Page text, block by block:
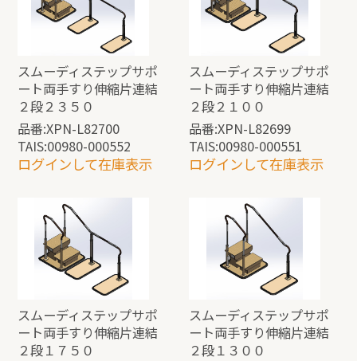
スムーディステップサポ
ート両手すり伸縮片連結
２段２３５０
品番:XPN-L82700
TAIS:00980-000552
ログインして在庫表示
スムーディステップサポ
ート両手すり伸縮片連結
２段２１００
品番:XPN-L82699
TAIS:00980-000551
ログインして在庫表示
スムーディステップサポ
ート両手すり伸縮片連結
２段１７５０
スムーディステップサポ
ート両手すり伸縮片連結
２段１３００